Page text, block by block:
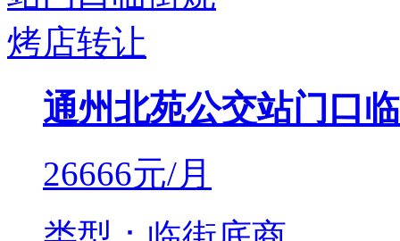
通州北苑公交站门口
26666元/月